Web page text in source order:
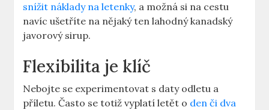
snížit náklady na letenky, a možná si na cestu
navíc ušetříte na nějaký ten lahodný kanadský
javorový sirup.
Flexibilita je klíč
Nebojte se experimentovat s daty odletu a
příletu. Často se totiž vyplatí letět o den či dva